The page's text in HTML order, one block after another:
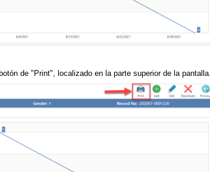
de "Print", localizado en la parte superior de la pantalla.